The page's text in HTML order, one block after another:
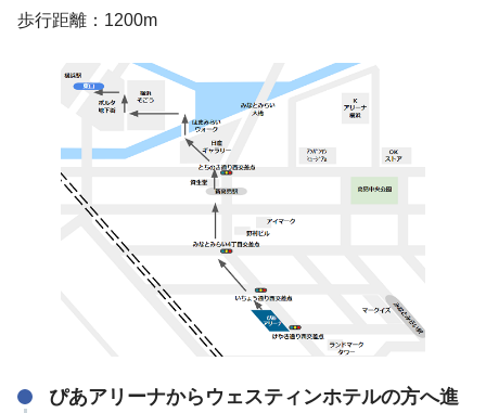
歩行距離：1200m
ぴあアリーナからウェスティンホテルの方へ進